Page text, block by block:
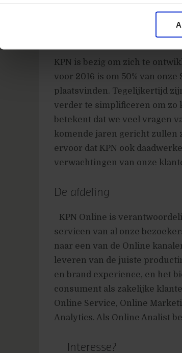
KPN is bezig om zich te
voor 2016 is om 50% van
plaatsvinden. Tegelijkertijd
verder te simplificeren om zo
betekent dat we veel vragen
komende jaren gericht zullen
ervoor dat KPN ook
verwachtingen van onze
De afdeling
KPN Online is
servicen van al onze
naar een van de Online
leveren van de juiste
en brand experience, en het
consument als zakelijke
Online Service, Online
Analytics. Als Online Analist
Interesse?